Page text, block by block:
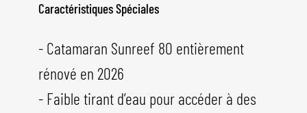
Caractéristiques Spéciales
- Catamaran Sunreef 80 entièrement
rénové en 2026
- Faible tirant d’eau pour accéder à des